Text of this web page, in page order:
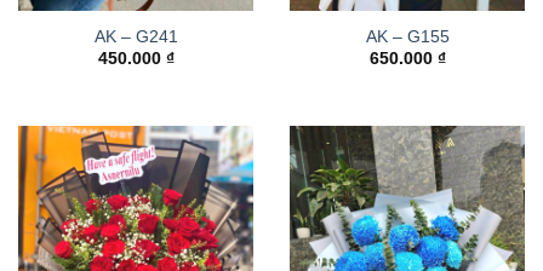
AK – G241
450.000 ₫
AK – G155
650.000 ₫